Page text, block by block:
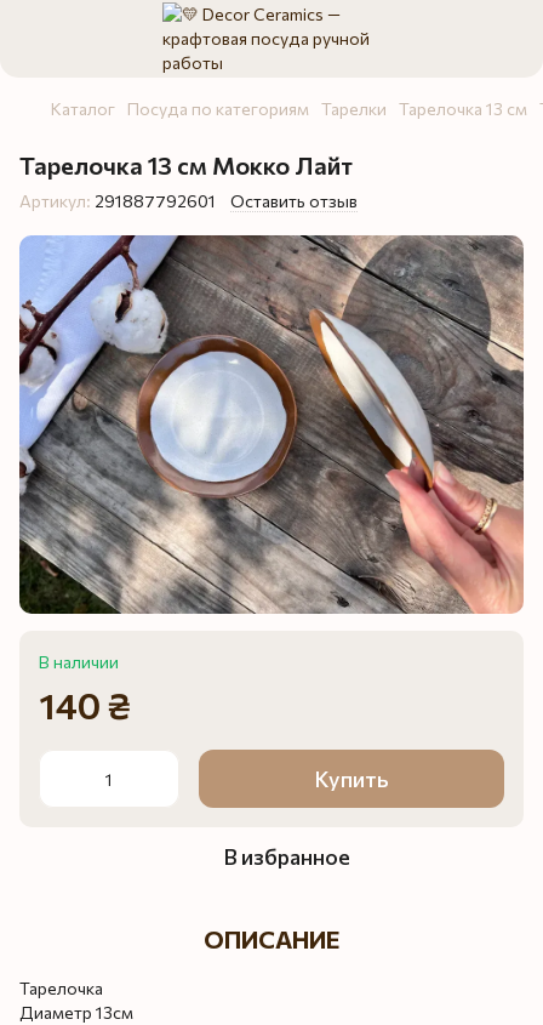
Каталог Посуда по категориям Тарелки Тарелочка 13 см
Тарелочка 13 см Мокко Лайт
Артикул: 291887792601 Оставить отзыв
В наличии
140 ₴
Купить
В избранное
ОПИСАНИЕ
Тарелочка
Диаметр 13см